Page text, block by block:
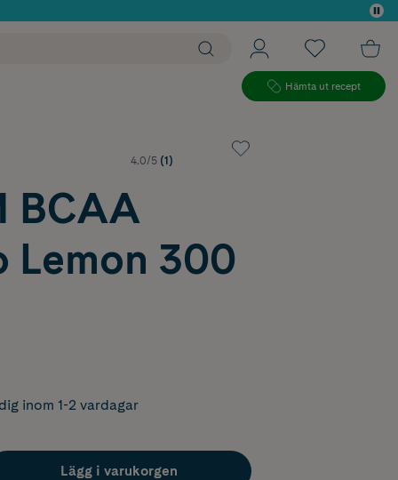
Hämta ut recept
4.0/5 (1)
BCAA
Lemon 300
inom 1-2 vardagar
Lägg i varukorgen